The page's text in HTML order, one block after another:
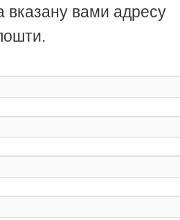
вказану вами адресу